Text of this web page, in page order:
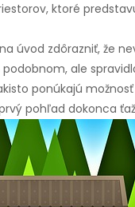
ktoré
úvod zdôrazniť, že
ale
ponúkajú
pohľad dokonca